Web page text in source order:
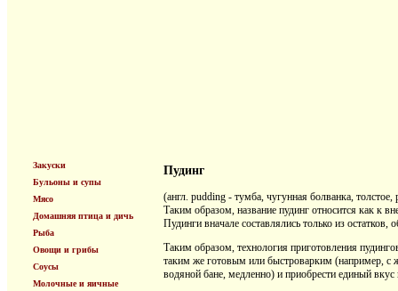
Закуски
Бульоны и супы
Мясо
Домашняя птица и дичь
Рыба
Овощи и грибы
Соусы
Молочные и яичные
Пудинг
(англ. pudding - тумба, чугунная болванка,
Таким образом, название пудинг относится как к
Пудинги вначале составлялись только из
Таким образом, технология приготовления
таким же готовым или быстроварким (например, с
водяной бане, медленно) и приобрести единый